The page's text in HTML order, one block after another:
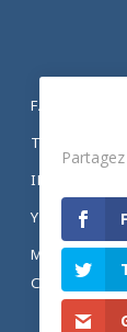
FACEBOOK
TWITTER
INSTAGRAM
YOUTUBE
MENTIONS